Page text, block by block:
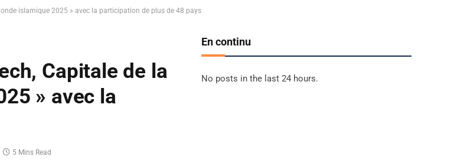
islamique 2025 » avec la participation de plus de 48 pays
Capitale de la
» avec la
5 Mins Read
En continu
No posts in the last 24 hours.